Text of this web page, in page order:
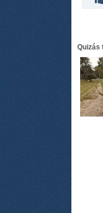
Quizás